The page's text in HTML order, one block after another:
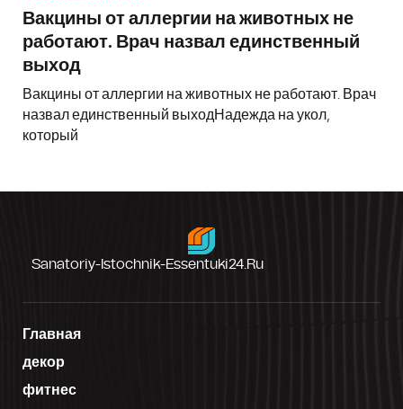
Вакцины от аллергии на животных не
работают. Врач назвал единственный
выход
Вакцины от аллергии на животных не работают. Врач
назвал единственный выходНадежда на укол,
который
Sanatoriy-Istochnik-Essentuki24.ru
Главная
декор
фитнес